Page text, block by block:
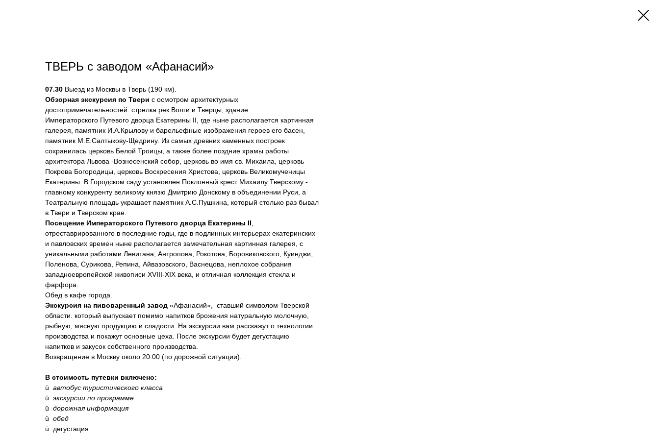
ТВЕРЬ с заводом «Афанасий»
07.30 Выезд из Москвы в Тверь (190 км).
Обзорная экскурсия по Твери с осмотром архитектурных
достопримечательностей: стрелка рек Волги и Тверцы, здание
Императорского Путевого дворца Екатерины II, где ныне располагается картинная
галерея, памятник И.А.Крылову и барельефные изображения героев его басен,
памятник М.Е.Салтыкову-Щедрину. Из самых древних каменных построек
сохранилась церковь Белой Троицы, а также более поздние храмы работы
архитектора Львова -Вознесенский собор, церковь во имя св. Михаила, церковь
Покрова Богородицы, церковь Воскресения Христова, церковь Великомученицы
Екатерины. В Городском саду установлен Поклонный крест Михаилу Тверскому -
главному конкуренту великому князю Дмитрию Донскому в объединении Руси, а
Театральную площадь украшает памятник А.С.Пушкина, который столько раз бывал
в Твери и Тверском крае.
Посещение Императорского Путевого дворца Екатерины II
отреставрированного в последние годы, где в подлинных интерьерах екатеринских
и павловских времен ныне располагается замечательная картинная галерея, с
уникальными работами Левитана, Антропова, Рокотова, Боровиковского, Куинджи,
Поленова, Сурикова, Репина, Айвазовского, Васнецова, неплохое собрания
западноевропейской живописи XVIII-XIX века, и отличная коллекция стекла и
фарфора.
Обед в кафе города.
Экскурсия на пивоваренный завод «Афанасий», ставший символом Тверской
области. который выпускает помимо напитков брожения натуральную молочную,
рыбную, мясную продукцию и сладости.
На экскурсии вам расскажут о технологии
производства и покажут основные цеха. После экскурсии будет дегустацию
напитков и закусок собственного производства.
Возвращение в Москву около 20:00 (по дорожной ситуации).
В стоимость путевки включено:
ü автобус туристического класса
ü экскурсии по программе
ü дорожная информация
ü обед
ü дегустация